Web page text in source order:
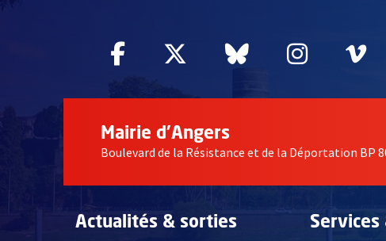
Facebook
, Ouvre une nouvelle
Twitter
, Ouvre une
Bluesky
, Ouvre une
, Ouvre
,
Mairie d'Angers
Boulevard de la Résistance et de la Déportation BP
Actualités & sorties Services